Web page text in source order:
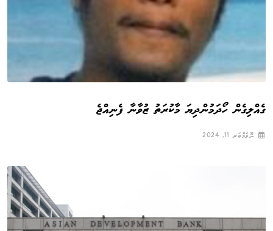
ގެއްލިގެން ހޯދަމުންދިޔަ މާކުރަތު ޒުވާނާ ފެނިއްޖެ
ނޮވެމްބަރ 11, 2024